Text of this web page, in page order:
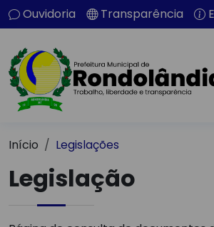
Ouvidoria Transparência
Início Legislações
Legislação